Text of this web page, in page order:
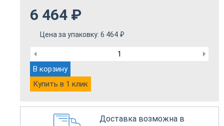
6 464 ₽
Цена за упаковку: 6 464 ₽
В корзину
Купить в 1 клик
Доставка возможна в